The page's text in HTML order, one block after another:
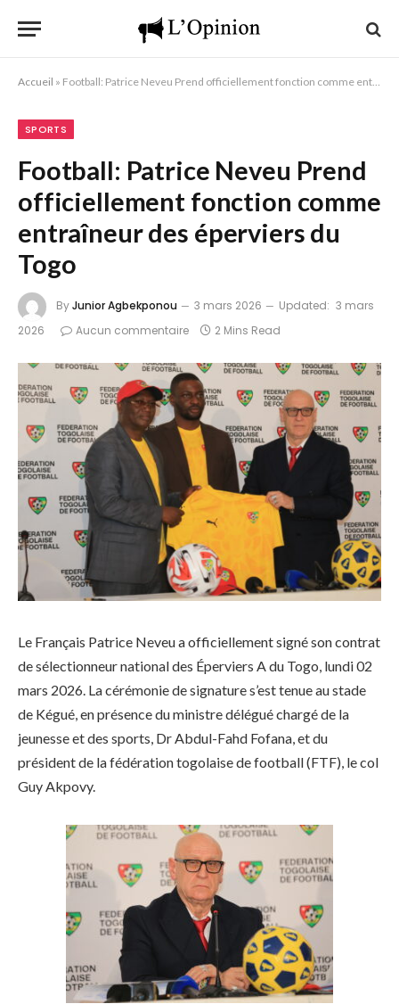
Accueil » Football: Patrice Neveu Prend officiellement fonction comme entraîneur des éperviers du Togo
SPORTS
Football: Patrice Neveu Prend
officiellement fonction comme
entraîneur des éperviers du
Togo
ByJunior Agbekponou 3 mars 2026 Updated: 3 mars
2026
Aucun commentaire 2 Mins Read
Le Français Patrice Neveu a officiellement signé son contrat
de sélectionneur national des Éperviers A du Togo, lundi 02
mars 2026. La cérémonie de signature s’est tenue au stade
de Kégué, en présence du ministre délégué chargé de la
jeunesse et des sports, Dr Abdul-Fahd Fofana, et du
président de la fédération togolaise de football (FTF), le col
Guy Akpovy.